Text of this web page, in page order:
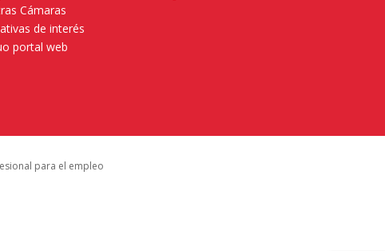
Cámaras
de interés
portal web
para el empleo